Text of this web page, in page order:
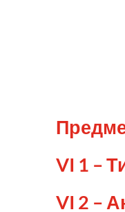
VI 1 –
VI 2 –